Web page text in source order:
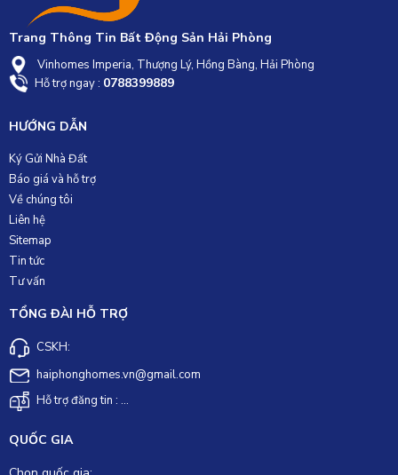
Trang Thông Tin Bất Động Sản Hải Phòng
Vinhomes Imperia, Thượng Lý, Hồng Bàng, Hải Phòng
Hỗ trợ ngay : 0788399889
HƯỚNG DẪN
Ký Gửi Nhà Đất
Báo giá và hỗ trợ
Về chúng tôi
Liên hệ
Sitemap
Tin tức
Tư vấn
TỔNG ĐÀI HỖ TRỢ
CSKH:
haiphonghomes.vn@gmail.com
Hỗ trợ đăng tin : ...
QUỐC GIA